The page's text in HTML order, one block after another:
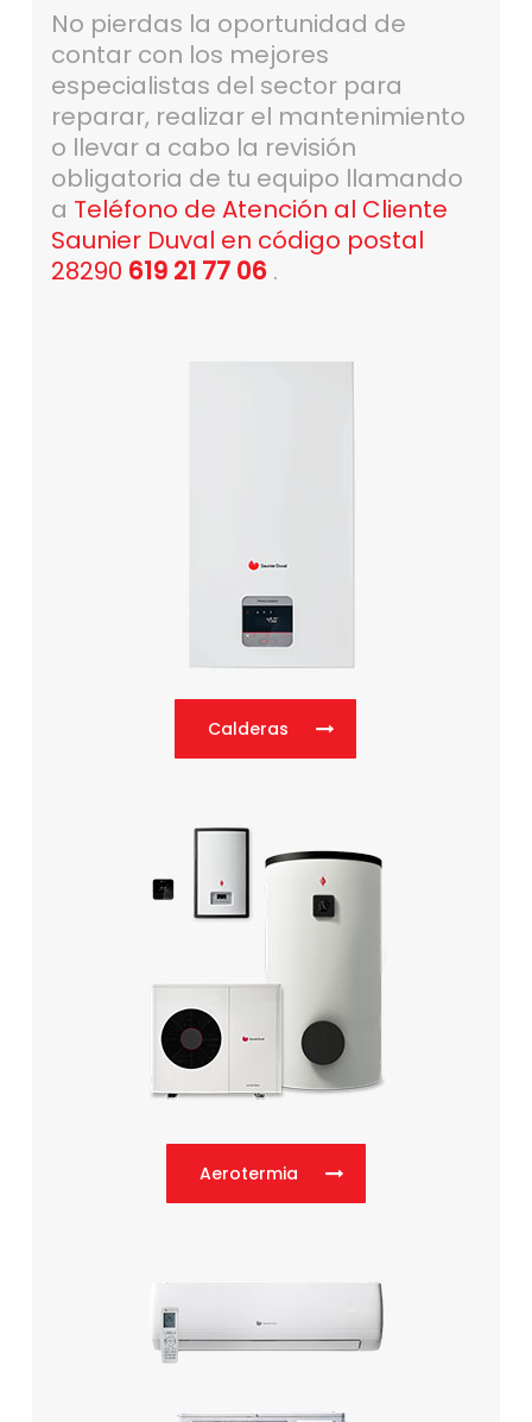
No pierdas la oportunidad de
contar con los mejores
especialistas del sector para
reparar, realizar el mantenimiento
o llevar a cabo la revisión
obligatoria de tu equipo llamando
a Teléfono de Atención al Cliente
Saunier Duval en código postal
28290 619 21 77 06 .
Calderas
Aerotermia